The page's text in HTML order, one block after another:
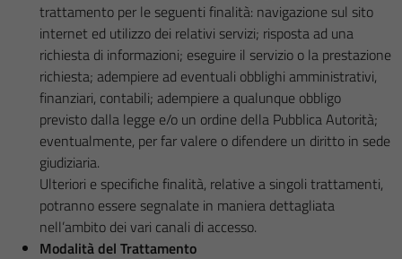
trattamento per le seguenti finalità: navigazione sul sito
internet ed utilizzo dei relativi servizi; risposta ad una
richiesta di informazioni; eseguire il servizio o la prestazione
richiesta; adempiere ad eventuali obblighi amministrativi,
finanziari, contabili; adempiere a qualunque obbligo
previsto dalla legge e/o un ordine della Pubblica Autorità;
eventualmente, per far valere o difendere un diritto in sede
giudiziaria.
Ulteriori e specifiche finalità, relative a singoli trattamenti,
potranno essere segnalate in maniera dettagliata
nell’ambito dei vari canali di accesso.
Modalità del Trattamento